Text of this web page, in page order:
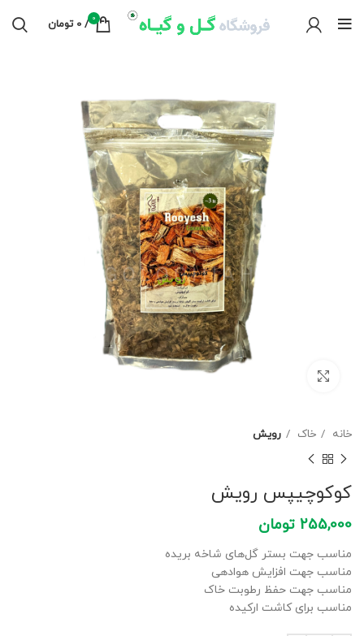
0
/
0 تومان
برای بزرگنمایی کلیک کنید
خانه خاک رویش
کوکوچیپس رویش
255,000 تومان
مناسب جهت بستر گل‌های شاخه بریده
مناسب جهت افزایش هوادهی
مناسب جهت حفظ رطوبت خاک
مناسب برای کاشت ارکیده